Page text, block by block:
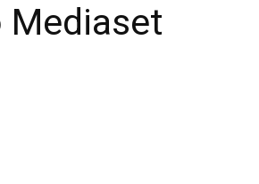
Mediaset